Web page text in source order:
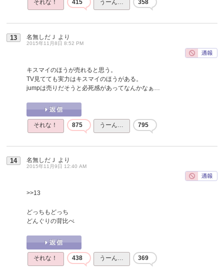
それな！ 415 うーん… 358
13 名無しだＪ より
2015年11月8日 8:52 PM
キスマイのほうが売れると思う。
TV見てても実力はキスマイのほうがある。
jumpは売りだそうと必死感があってなんかなぁ…
それな！ 875 うーん… 795
14 名無しだＪ より
2015年11月9日 12:40 AM
>>13
どっちもどっち
どんぐりの背比べ
それな！ 438 うーん… 369